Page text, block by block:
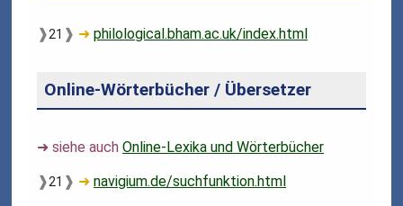
❱21 ❱ ➜philological.bham.ac.uk/index.html
Online-Wörterbücher / Übersetzer
➜ siehe auchOnline-Lexika und Wörterbücher
❱21 ❱ ➜navigium.de/suchfunktion.html